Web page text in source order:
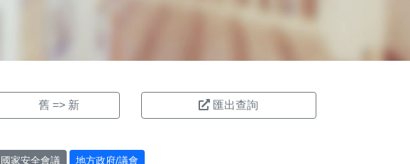
舊 => 新 匯出查詢
國家安全會議 地方政府/議會